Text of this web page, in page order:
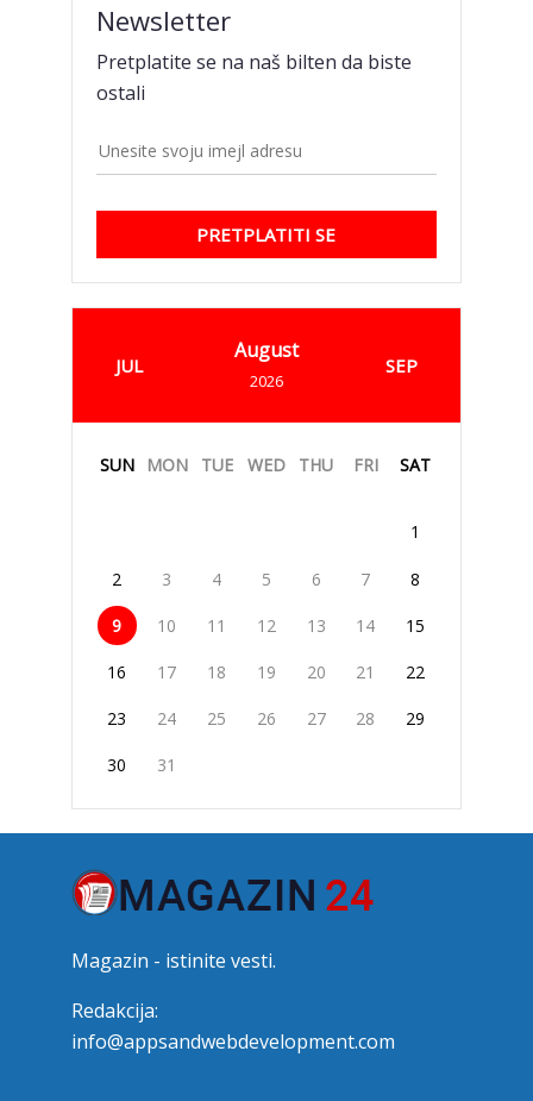
Newsletter
Pretplatite se na naš bilten da biste
ostali
PRETPLATITI SE
JUL
August
2026
SEP
SUN MON TUE WED THU FRI SAT
1
2 3 4 5 6 7 8
9 10 11 12 13 14 15
16 17 18 19 20 21 22
23 24 25 26 27 28 29
30 31
Magazin - istinite vesti.
Redakcija:
info@appsandwebdevelopment.com